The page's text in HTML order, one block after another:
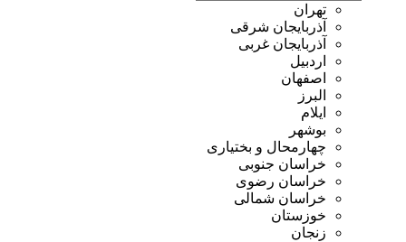
تهران
آذربایجان شرقی
آذربایجان غربی
اردبیل
اصفهان
البرز
ایلام
بوشهر
چهارمحال و بختیاری
خراسان جنوبی
خراسان رضوی
خراسان شمالی
خوزستان
زنجان